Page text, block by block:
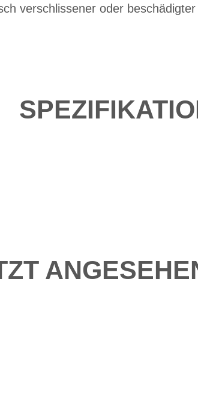
verschlissener oder beschädigter